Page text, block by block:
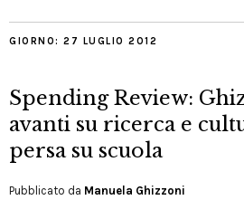
GIORNO: 27 LUGLIO 2012
Spending Review:
avanti su ricerca e
persa su scuola
Pubblicato da Manuela Ghizzoni